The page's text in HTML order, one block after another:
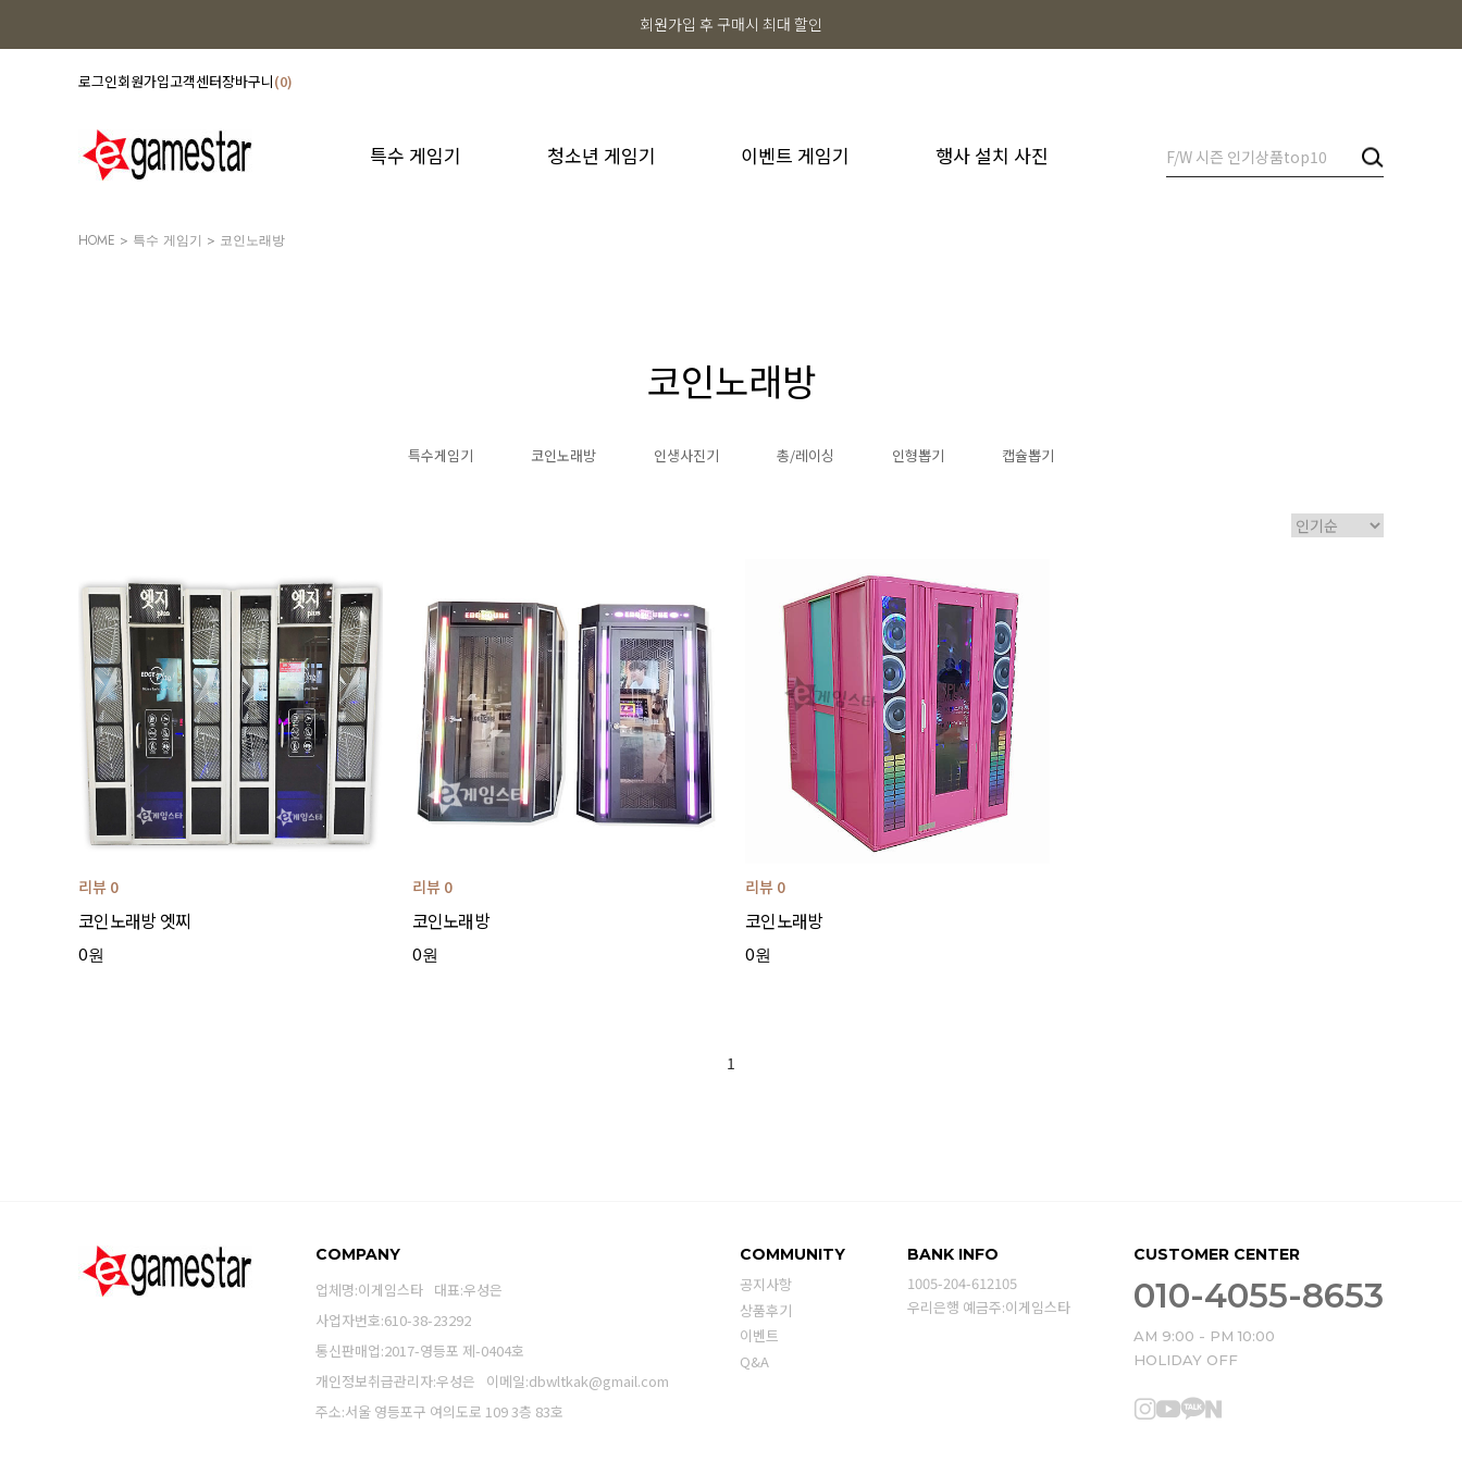
회원가입 후 구매시 최대 할인
로그인회원가입고객센터장바구니 0
특수 게임기 청소년 게임기 이벤트 게임기 행사 설치 사진
HOME > 특수 게임기 > 코인노래방
코인노래방
특수게임기 코인노래방 인생사진기 총/레이싱 인형뽑기 캡슐뽑기
리뷰 0
코인노래방 엣찌
0원
리뷰 0
코인노래방
0원
리뷰 0
코인노래방
0원
1
COMPANY
업체명:이게임스타 대표:우성은
사업자번호:610-38-23292
통신판매업:2017-영등포 제-0404호
개인정보취급관리자:우성은
이메일:dbwltkak@gmail.com
주소:서울 영등포구 여의도로 109 3층 83호
COMMUNITY
공지사항
상품후기
이벤트
Q&A
BANK INFO
1005-204-612105
우리은행 예금주:이게임스타
CUSTOMER CENTER
010-4055-8653
AM 9:00 - PM 10:00
HOLIDAY OFF